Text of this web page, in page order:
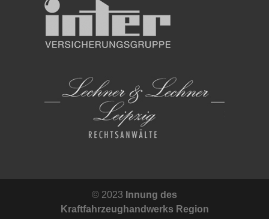
© 2023 Innung des
Kraftfahrzeughandwerks Region